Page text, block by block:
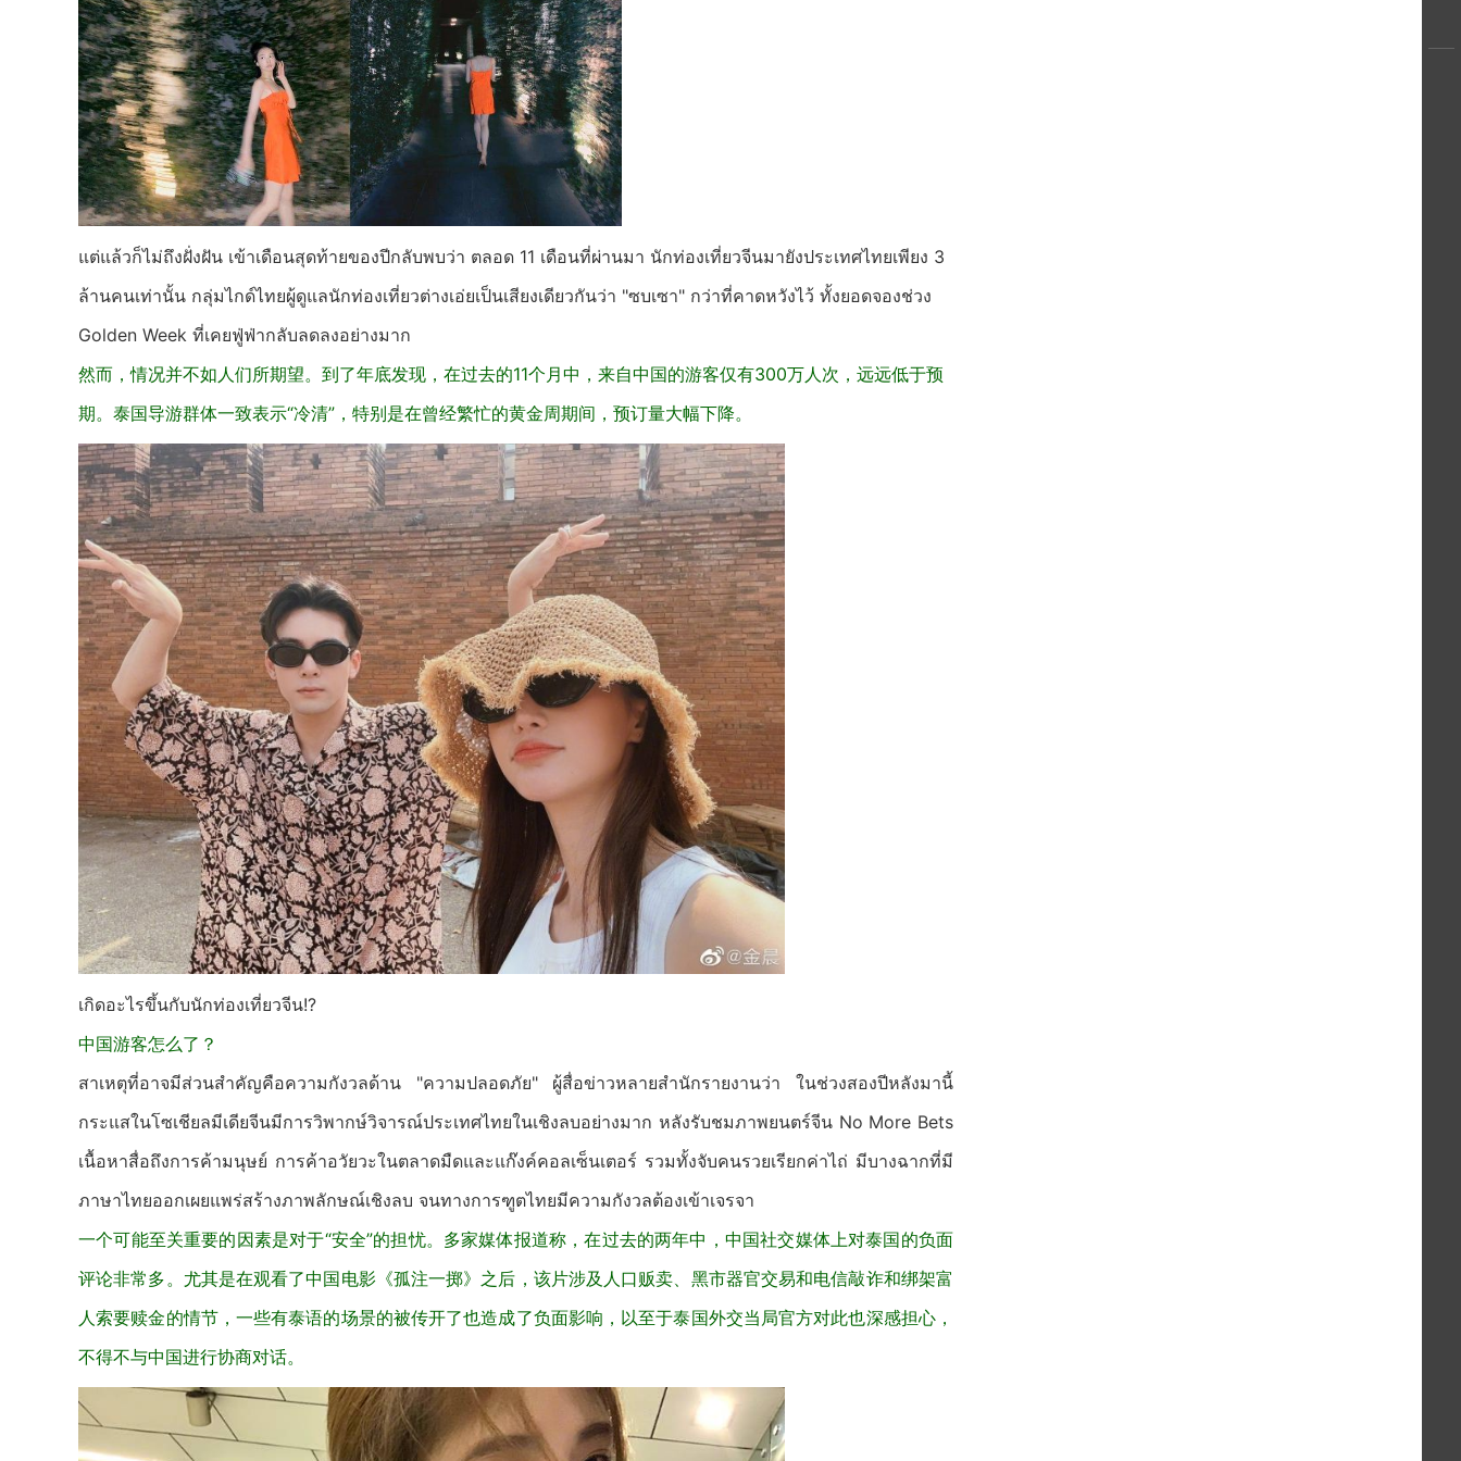
แต่แล้วก็ไม่ถึงฝั่งฝัน เข้าเดือนสุดท้ายของปีกลับพบว่า ตลอด 11 เดือนที่ผ่านมา นักท่องเที่ยวจีนมายังประเทศไทยเพียง 3
ล้านคนเท่านั้น กลุ่มไกด์ไทยผู้ดูแลนักท่องเที่ยวต่างเอ่ยเป็นเสียงเดียวกันว่า "ซบเซา" กว่าที่คาดหวังไว้ ทั้งยอดจองช่วง
Golden Week ที่เคยฟู่ฟ่ากลับลดลงอย่างมาก
然而，情况并不如人们所期望。到了年底发现，在过去的11个月中，来自中国的游客仅有300万人次，远远低于预
期。泰国导游群体一致表示“冷清”，特别是在曾经繁忙的黄金周期间，预订量大幅下降。
เกิดอะไรขึ้นกับนักท่องเที่ยวจีน!?
中国游客怎么了？
สาเหตุที่อาจมีส่วนสำคัญคือความกังวลด้าน "ความปลอดภัย" ผู้สื่อข่าวหลายสำนักรายงานว่า ในช่วงสองปีหลังมานี้
กระแสในโซเชียลมีเดียจีนมีการวิพากษ์วิจารณ์ประเทศไทยในเชิงลบอย่างมาก หลังรับชมภาพยนตร์จีน No More Bets
เนื้อหาสื่อถึงการค้ามนุษย์ การค้าอวัยวะในตลาดมืดและแก๊งค์คอลเซ็นเตอร์ รวมทั้งจับคนรวยเรียกค่าไถ่ มีบางฉากที่มี
ภาษาไทยออกเผยแพร่สร้างภาพลักษณ์เชิงลบ จนทางการฑูตไทยมีความกังวลต้องเข้าเจรจา
一个可能至关重要的因素是对于“安全”的担忧。多家媒体报道称，在过去的两年中，中国社交媒体上对泰国的负面
评论非常多。尤其是在观看了中国电影《孤注一掷》之后，该片涉及人口贩卖、黑市器官交易和电信敲诈和绑架富
人索要赎金的情节，一些有泰语的场景的被传开了也造成了负面影响，以至于泰国外交当局官方对此也深感担心，
不得不与中国进行协商对话。